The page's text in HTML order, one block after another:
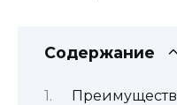
Содержание